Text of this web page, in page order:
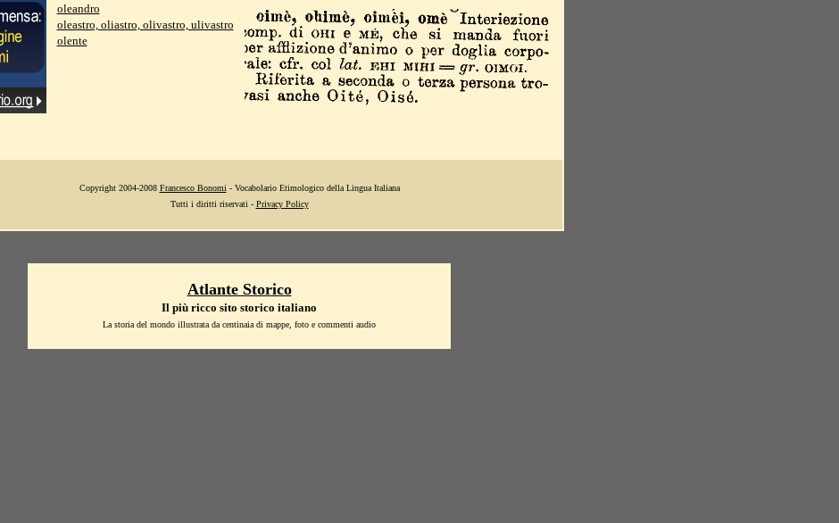
oleandro
oleastro, oliastro, olivastro, ulivastro
olente
Copyright 2004-2008 Francesco Bonomi - Vocabolario Etimologico della Lingua Italiana
Tutti i diritti riservati - Privacy Policy
Atlante Storico
Il più ricco sito storico italiano
La storia del mondo illustrata da centinaia di mappe, foto e commenti audio